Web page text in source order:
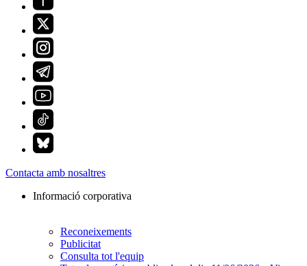
Contacta amb nosaltres
Informació corporativa
Reconeixements
Publicitat
Consulta tot l'equip